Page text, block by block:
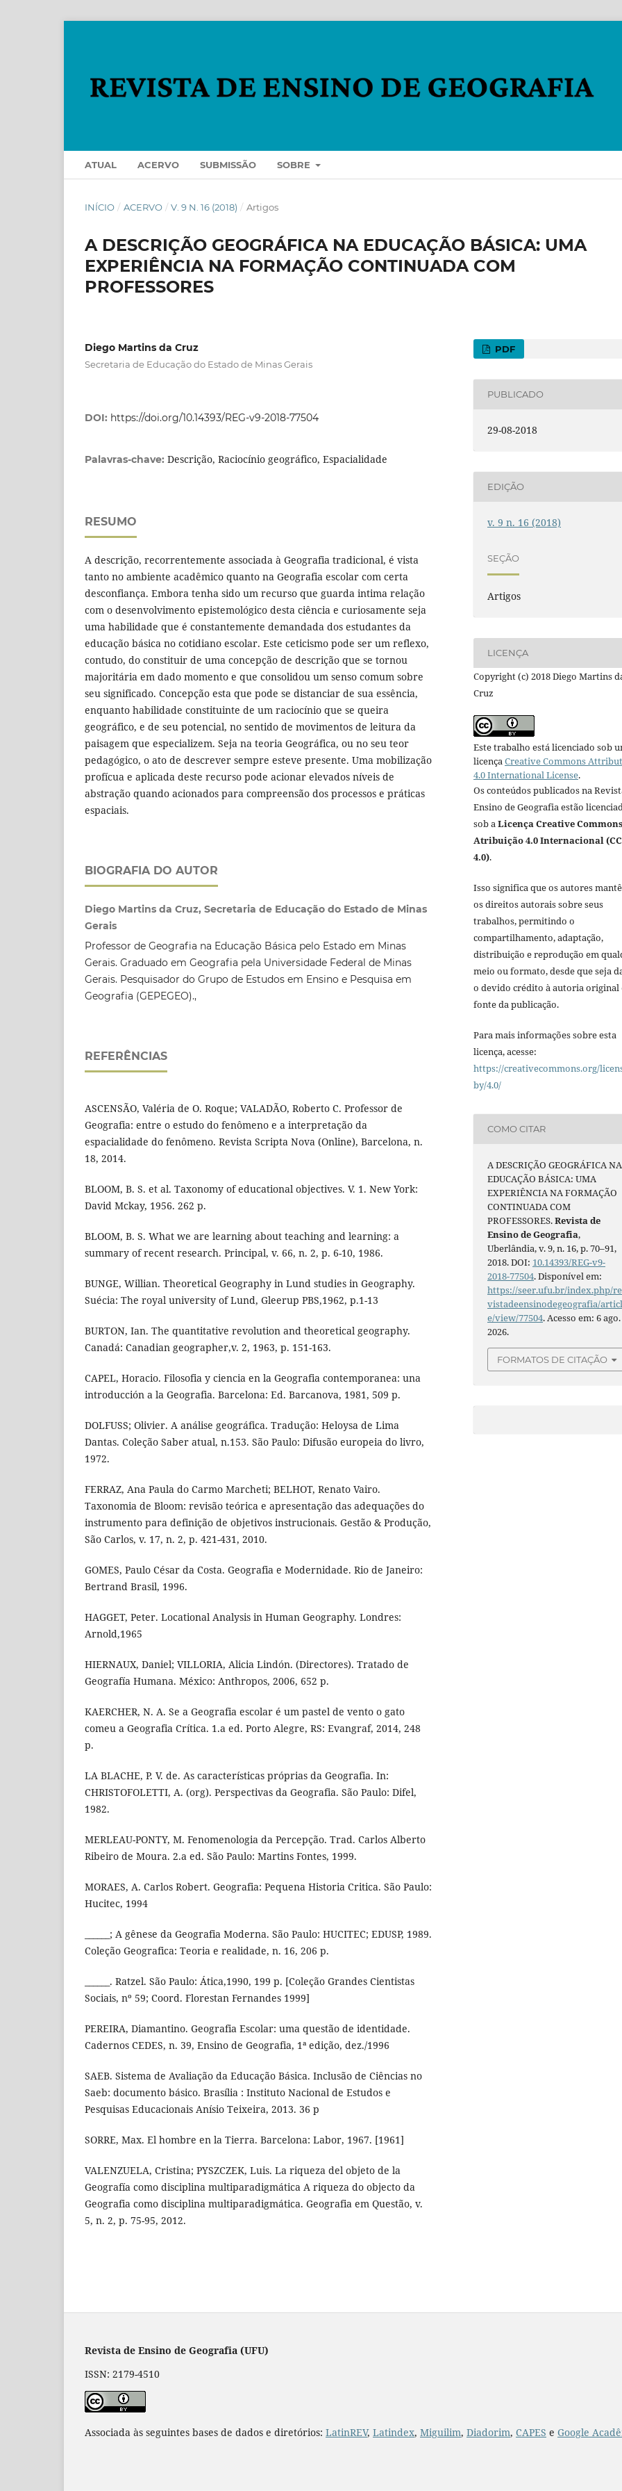
ATUAL ACERVO SUBMISSÃO SOBRE
INÍCIO / ACERVO / V. 9 N. 16 (2018) / Artigos
A DESCRIÇÃO GEOGRÁFICA NA EDUCAÇÃO BÁSICA: UMA
EXPERIÊNCIA NA FORMAÇÃO CONTINUADA COM
PROFESSORES
Diego Martins da Cruz
Secretaria de Educação do Estado de Minas Gerais
DOI: https://doi.org/10.14393/REG-v9-2018-77504
Palavras-chave: Descrição, Raciocínio geográfico, Espacialidade
RESUMO
A descrição, recorrentemente associada à Geografia tradicional, é vista
tanto no ambiente acadêmico quanto na Geografia escolar com certa
desconfiança. Embora tenha sido um recurso que guarda intima relação
com o desenvolvimento epistemológico desta ciência e curiosamente seja
uma habilidade que é constantemente demandada dos estudantes da
educação básica no cotidiano escolar. Este ceticismo pode ser um reflexo,
contudo, do constituir de uma concepção de descrição que se tornou
majoritária em dado momento e que consolidou um senso comum sobre
seu significado. Concepção esta que pode se distanciar de sua essência,
enquanto habilidade constituinte de um raciocínio que se queira
geográfico, e de seu potencial, no sentido de movimentos de leitura da
paisagem que especializem. Seja na teoria Geográfica, ou no seu teor
pedagógico, o ato de descrever sempre esteve presente. Uma mobilização
profícua e aplicada deste recurso pode acionar elevados níveis de
abstração quando acionados para compreensão dos processos e práticas
espaciais.
BIOGRAFIA DO AUTOR
Diego Martins da Cruz, Secretaria de Educação do Estado de Minas
Gerais
Professor de Geografia na Educação Básica pelo Estado em Minas
Gerais. Graduado em Geografia pela Universidade Federal de Minas
Gerais. Pesquisador do Grupo de Estudos em Ensino e Pesquisa em
Geografia (GEPEGEO).,
REFERÊNCIAS
ASCENSÃO, Valéria de O. Roque; VALADÃO, Roberto C. Professor de
Geografia: entre o estudo do fenômeno e a interpretação da
espacialidade do fenômeno. Revista Scripta Nova (Online), Barcelona, n.
18, 2014.
BLOOM, B. S. et al. Taxonomy of educational objectives. V. 1. New York:
David Mckay, 1956. 262 p.
BLOOM, B. S. What we are learning about teaching and learning: a
summary of recent research. Principal, v. 66, n. 2, p. 6-10, 1986.
BUNGE, Willian. Theoretical Geography in Lund studies in Geography.
Suécia: The royal university of Lund, Gleerup PBS,1962, p.1-13
BURTON, Ian. The quantitative revolution and theoretical geography.
Canadá: Canadian geographer,v. 2, 1963, p. 151-163.
CAPEL, Horacio. Filosofia y ciencia en la Geografia contemporanea: una
introducción a la Geografia. Barcelona: Ed. Barcanova, 1981, 509 p.
DOLFUSS; Olivier. A análise geográfica. Tradução: Heloysa de Lima
Dantas. Coleção Saber atual, n.153. São Paulo: Difusão europeia do livro,
1972.
FERRAZ, Ana Paula do Carmo Marcheti; BELHOT, Renato Vairo.
Taxonomia de Bloom: revisão teórica e apresentação das adequações do
instrumento para definição de objetivos instrucionais. Gestão & Produção,
São Carlos, v. 17, n. 2, p. 421-431, 2010.
GOMES, Paulo César da Costa. Geografia e Modernidade. Rio de Janeiro:
Bertrand Brasil, 1996.
HAGGET, Peter. Locational Analysis in Human Geography. Londres:
Arnold,1965
HIERNAUX, Daniel; VILLORIA, Alicia Lindón. (Directores). Tratado de
Geografía Humana. México: Anthropos, 2006, 652 p.
KAERCHER, N. A. Se a Geografia escolar é um pastel de vento o gato
comeu a Geografia Crítica. 1.a ed. Porto Alegre, RS: Evangraf, 2014, 248
p.
LA BLACHE, P. V. de. As características próprias da Geografia. In:
CHRISTOFOLETTI, A. (org). Perspectivas da Geografia. São Paulo: Difel,
1982.
MERLEAU-PONTY, M. Fenomenologia da Percepção. Trad. Carlos Alberto
Ribeiro de Moura. 2.a ed. São Paulo: Martins Fontes, 1999.
MORAES, A. Carlos Robert. Geografia: Pequena Historia Critica. São Paulo:
Hucitec, 1994
______; A gênese da Geografia Moderna. São Paulo: HUCITEC; EDUSP, 1989.
Coleção Geografica: Teoria e realidade, n. 16, 206 p.
______. Ratzel. São Paulo: Ática,1990, 199 p. [Coleção Grandes Cientistas
Sociais, nº 59; Coord. Florestan Fernandes 1999]
PEREIRA, Diamantino. Geografia Escolar: uma questão de identidade.
Cadernos CEDES, n. 39, Ensino de Geografia, 1ª edição, dez./1996
SAEB. Sistema de Avaliação da Educação Básica. Inclusão de Ciências no
Saeb: documento básico. Brasília : Instituto Nacional de Estudos e
Pesquisas Educacionais Anísio Teixeira, 2013. 36 p
SORRE, Max. El hombre en la Tierra. Barcelona: Labor, 1967. [1961]
VALENZUELA, Cristina; PYSZCZEK, Luis. La riqueza del objeto de la
Geografía como disciplina multiparadigmática A riqueza do objecto da
Geografia como disciplina multiparadigmática. Geografia em Questão, v.
5, n. 2, p. 75-95, 2012.
PDF
PUBLICADO
29-08-2018
EDIÇÃO
v. 9 n. 16 (2018)
SEÇÃO
Artigos
LICENÇA
Copyright (c) 2018 Diego Martins
Cruz
Este trabalho está licenciado sob
licençaCreative Commons
4.0 International License.
Os conteúdos publicados na
Ensino de Geografia estão
sob aLicença Creative Commons
Atribuição 4.0 Internacional (CC
4.0).
Isso significa que os autores
os direitos autorais sobre seus
trabalhos, permitindo o
compartilhamento, adaptação,
distribuição e reprodução em
meio ou formato, desde que seja
o devido crédito à autoria original
fonte da publicação.
Para mais informações sobre esta
licença, acesse:
https://creativecommons.org/
by/4.0/
COMO CITAR
A DESCRIÇÃO GEOGRÁFICA NA
EDUCAÇÃO BÁSICA: UMA
EXPERIÊNCIA NA FORMAÇÃO
CONTINUADA COM
PROFESSORES.Revista de
Ensino de Geografia,
Uberlândia, v. 9, n. 16, p. 70–91,
2018. DOI: 10.14393/REG-v9-
2018-77504. Disponível em:
https://seer.ufu.br/index.php/re
vistadeensinodegeografia/
e/view/77504. Acesso em: 6 ago.
2026.
FORMATOS DE CITAÇÃO
Revista de Ensino de Geografia (UFU)
ISSN: 2179-4510
Associada às seguintes bases de dados e diretórios: LatinREV, Latindex, Miguilim, Diadorim, CAPES e Google